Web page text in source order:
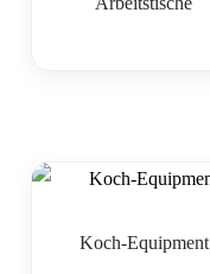
Koch-Equipment